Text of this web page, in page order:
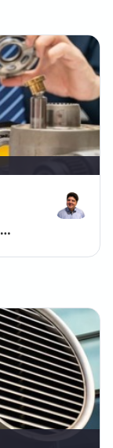
Dr. Peter